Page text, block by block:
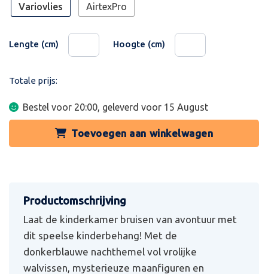
Variovlies AirtexPro
Lengte (cm) Hoogte (cm)
Totale prijs:
Bestel voor 20:00, geleverd voor 15 August
Toevoegen aan winkelwagen
Laat de kinderkamer bruisen van avontuur met
dit speelse kinderbehang! Met de
donkerblauwe nachthemel vol vrolijke
walvissen, mysterieuze maanfiguren en